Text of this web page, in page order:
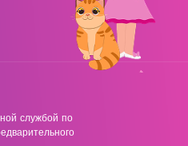
службой по